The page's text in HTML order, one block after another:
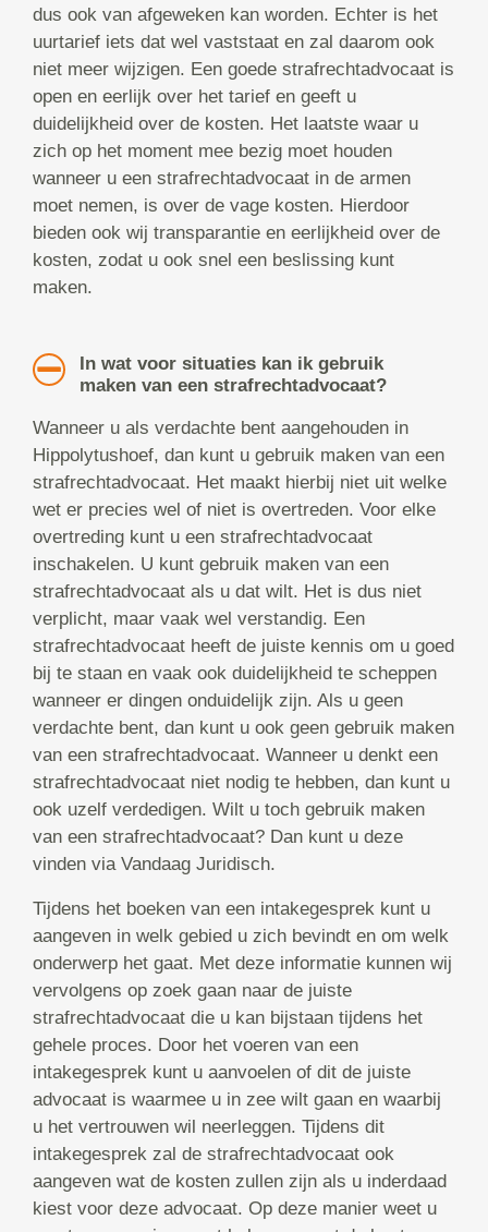
dus ook van afgeweken kan worden. Echter is het
uurtarief iets dat wel vaststaat en zal daarom ook
niet meer wijzigen. Een goede strafrechtadvocaat is
open en eerlijk over het tarief en geeft u
duidelijkheid over de kosten. Het laatste waar u
zich op het moment mee bezig moet houden
wanneer u een strafrechtadvocaat in de armen
moet nemen, is over de vage kosten. Hierdoor
bieden ook wij transparantie en eerlijkheid over de
kosten, zodat u ook snel een beslissing kunt
maken.
In wat voor situaties kan ik gebruik
maken van een strafrechtadvocaat?
Wanneer u als verdachte bent aangehouden in
Hippolytushoef, dan kunt u gebruik maken van een
strafrechtadvocaat. Het maakt hierbij niet uit welke
wet er precies wel of niet is overtreden. Voor elke
overtreding kunt u een strafrechtadvocaat
inschakelen. U kunt gebruik maken van een
strafrechtadvocaat als u dat wilt. Het is dus niet
verplicht, maar vaak wel verstandig. Een
strafrechtadvocaat heeft de juiste kennis om u goed
bij te staan en vaak ook duidelijkheid te scheppen
wanneer er dingen onduidelijk zijn. Als u geen
verdachte bent, dan kunt u ook geen gebruik maken
van een strafrechtadvocaat. Wanneer u denkt een
strafrechtadvocaat niet nodig te hebben, dan kunt u
ook uzelf verdedigen. Wilt u toch gebruik maken
van een strafrechtadvocaat? Dan kunt u deze
vinden via Vandaag Juridisch.
Tijdens het boeken van een intakegesprek kunt u
aangeven in welk gebied u zich bevindt en om welk
onderwerp het gaat. Met deze informatie kunnen wij
vervolgens op zoek gaan naar de juiste
strafrechtadvocaat die u kan bijstaan tijdens het
gehele proces. Door het voeren van een
intakegesprek kunt u aanvoelen of dit de juiste
advocaat is waarmee u in zee wilt gaan en waarbij
u het vertrouwen wil neerleggen. Tijdens dit
intakegesprek zal de strafrechtadvocaat ook
aangeven wat de kosten zullen zijn als u inderdaad
kiest voor deze advocaat. Op deze manier weet u